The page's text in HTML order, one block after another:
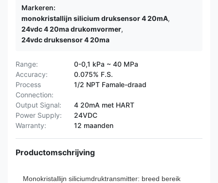
Markeren:
monokristallijn silicium druksensor 4 20mA,
24vdc 4 20ma drukomvormer,
24vdc druksensor 4 20ma
Range:
0-0,1 kPa ~ 40 MPa
Accuracy:
0.075% F.S.
Process
Connection:
1/2 NPT Famale-draad
Output Signal:
4 20mA met HART
Power Supply:
24VDC
Warranty:
12 maanden
Productomschrijving
Monokristallijn siliciumdruktransmitter: breed bereik